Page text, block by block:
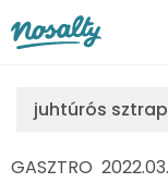
juhtúrós
GASZTRO